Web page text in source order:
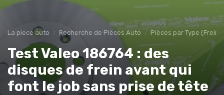
La piece auto Recherche de Pièces Auto Pièces par Type
Test Valeo 186764 : des
disques de frein avant qui
font le job sans prise de tête